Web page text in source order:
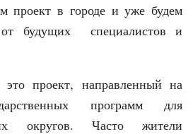
проект в городе и уже будем
от будущих специалистов и
проект, направленный на
программ для
округов. Часто жители